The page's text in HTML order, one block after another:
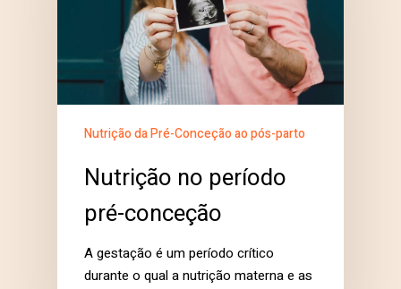
Nutrição da Pré-Conceção ao pós-parto
Nutrição no período
pré-conceção
A gestação é um período crítico
durante o qual a nutrição materna e as